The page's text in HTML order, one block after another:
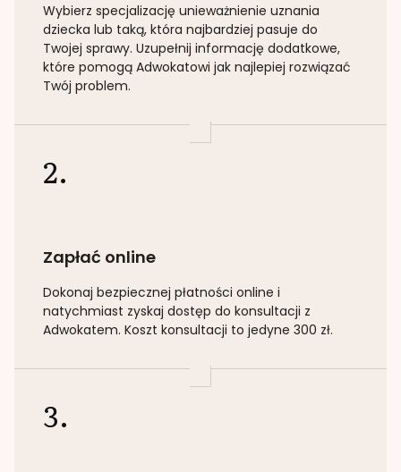
Wybierz specjalizację unieważnienie uznania
dziecka lub taką, która najbardziej pasuje do
Twojej sprawy. Uzupełnij informację dodatkowe,
które pomogą Adwokatowi jak najlepiej rozwiązać
Twój problem.
2.
Zapłać online
Dokonaj bezpiecznej płatności online i
natychmiast zyskaj dostęp do konsultacji z
Adwokatem. Koszt konsultacji to jedyne 300 zł.
3.